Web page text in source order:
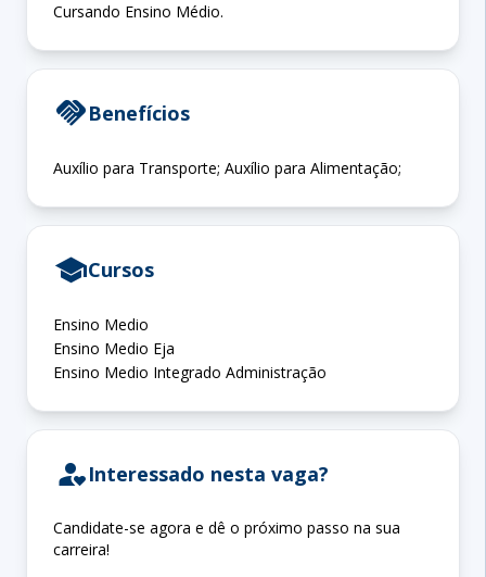
Cursando Ensino Médio.
handshakeBenefícios
Auxílio para Transporte; Auxílio para Alimentação;
schoolCursos
Ensino Medio
Ensino Medio Eja
Ensino Medio Integrado Administração
person_heartInteressado nesta vaga?
Candidate-se agora e dê o próximo passo na sua
carreira!